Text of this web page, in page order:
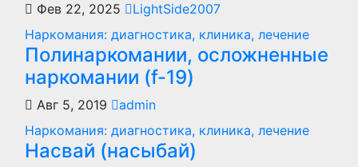
Фев 22, 2025
LightSide2007
Наркомания: диагностика, клиника, лечение
Полинаркомании, осложненные
наркомании (f-19)
Авг 5, 2019
admin
Наркомания: диагностика, клиника, лечение
Насвай (насыбай)